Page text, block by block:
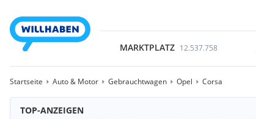
MARKTPLATZ 12.537.758
Startseite Auto & Motor Gebrauchtwagen Opel Corsa
TOP-ANZEIGEN